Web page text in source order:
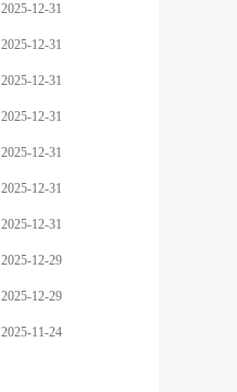
2025-12-31
2025-12-31
2025-12-31
2025-12-31
2025-12-31
2025-12-31
2025-12-31
2025-12-29
2025-12-29
2025-11-24